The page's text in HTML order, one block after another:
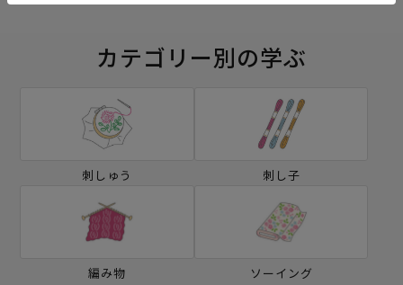
カテゴリー別の学ぶ
刺しゅう 刺し子
編み物 ソーイング